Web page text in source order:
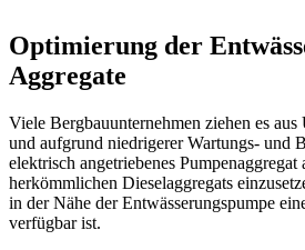
Optimierung der
Aggregate
Viele Bergbauunternehmen ziehen es
und aufgrund niedrigerer Wartungs- und
elektrisch angetriebenes Pumpenaggregat
herkömmlichen Dieselaggregats
in der Nähe der Entwässerungspumpe
verfügbar ist.